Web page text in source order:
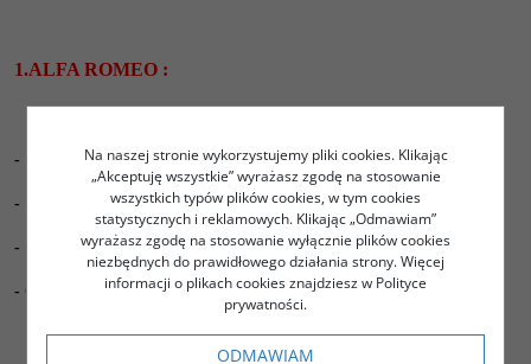
1.ALFA ROMEO :
- 147 (wszystkie silniki i rozniki z wyłączeniem GTA)
- 156 (wszystkie silniki i rozniki z wyłączeniem GTA)
- 156 Sportwagon (wszystkie silniki i rozniki z wyłączeniem GTA)
- GT (silniki 1.8 TS, 1.9 JTD 150 KM, 2.0 JTS)
Na naszej stronie wykorzystujemy pliki cookies. Klikając
„Akceptuję wszystkie” wyrażasz zgodę na stosowanie
wszystkich typów plików cookies, w tym cookies
statystycznych i reklamowych. Klikając „Odmawiam”
wyrażasz zgodę na stosowanie wyłącznie plików cookies
niezbędnych do prawidłowego działania strony. Więcej
informacji o plikach cookies znajdziesz w Polityce
prywatności.
ODMAWIAM